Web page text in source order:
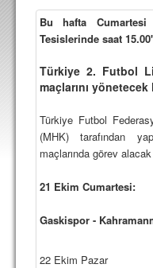
TEKNİK KADRO
TARAFTAR
BİLETLER
DEPLASMAN
LİSANSLI ÜRÜNLER
MULTİMEDYA
Bu hafta Cumartesi
Tesislerinde saat
Türkiye 2. Futbol
maçlarını
Türkiye Futbol
(MHK) tarafından
maçlarında görev
21 Ekim Cumartesi:
Gaskispor -
22 Ekim Pazar